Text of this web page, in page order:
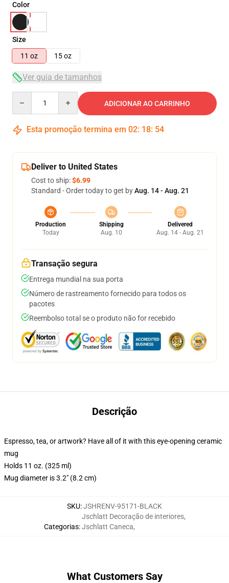
Color
Size
11 oz
15 oz
Ver guia de tamanhos
ADICIONAR AO CARRINHO
Esta promoção termina em 02: 18: 53
Deliver to United States
Cost to ship:$6.99
Standard - Order today to get byAug. 14 - Aug. 21
Production
Today
Shipping
Aug. 10
Delivered
Aug. 14 - Aug. 21
Transação segura
Entrega mundial na sua porta
Número de rastreamento fornecido para todos os
pacotes
Reembolso total se o produto não for recebido
Descrição
Espresso, tea, or artwork? Have all of it with this eye-opening ceramic
mug
Holds 11 oz. (325 ml)
Mug diameter is 3.2" (8.2 cm)
SKU:JSHRENV-95171-BLACK
Categorias:
Jschlatt Decoração de interiores,
Jschlatt Caneca,
What Customers Say